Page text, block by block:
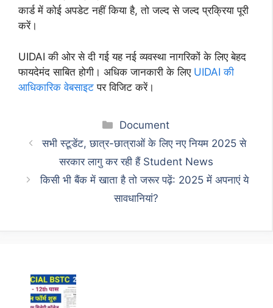
कार्ड में कोई अपडेट नहीं किया है, तो जल्द से जल्द प्रक्रिया पूरी
करें।
UIDAI की ओर से दी गई यह नई व्यवस्था नागरिकों के लिए बेहद
फायदेमंद साबित होगी। अधिक जानकारी के लिए UIDAI की
आधिकारिक वेबसाइट पर विजिट करें।
Categories
Document
सभी स्टूडेंट, छात्र-छात्राओं के लिए नए नियम 2025 से
सरकार लागु कर रही हैं Student News
किसी भी बैंक में खाता है तो जरूर पढ़ें: 2025 में अपनाएं ये
सावधानियां?